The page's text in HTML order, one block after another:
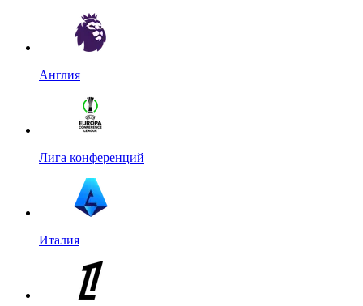
Англия
Лига конференций
Италия